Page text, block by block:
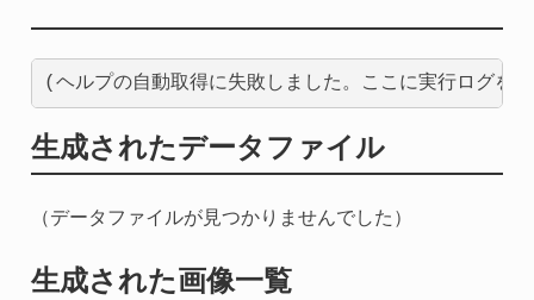
生成されたデータファイル
（データファイルが見つかりませんでした）
生成された画像一覧